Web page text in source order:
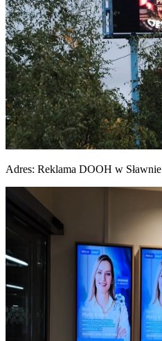
Adres: Reklama DOOH w Sławnie